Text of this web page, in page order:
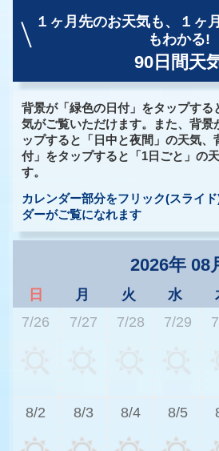
１ヶ月先のお天気も、
１ヶ
もわかる!
90日間天
背景が「緑色の日付」をタップする
気がご覧いただけます。また、背景
ップすると「日中と夜間」の天気、
付」をタップすると「1日ごと」の
す。
カレンダー部分をフリック(スライ
ダーがご覧になれます
2026年 08
日 月 火 水
7/26
7/27 7/28 7/29
8/2 8/3 8/4 8/5